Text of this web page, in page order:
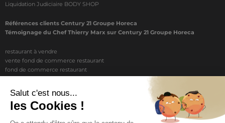
Liquidation Judiciaire BODY SHOP
Références clients Century 21 Groupe Horeca
Témoignage du Chef Thierry Marx sur Century 21 Groupe Horeca
restaurant à vendre
vente fond de commerce restaurant
fond de commerce restaurant
vente de fond de commerce restaurant
acheter restaurant